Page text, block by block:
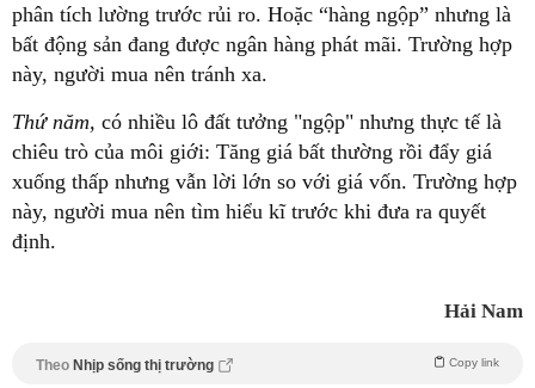
phân tích lường trước rủi ro. Hoặc “hàng ngộp” nhưng là
bất động sản đang được ngân hàng phát mãi. Trường hợp
này, người mua nên tránh xa.
Thứ năm, có nhiều lô đất tưởng "ngộp" nhưng thực tế là
chiêu trò của môi giới: Tăng giá bất thường rồi đẩy giá
xuống thấp nhưng vẫn lời lớn so với giá vốn. Trường hợp
này, người mua nên tìm hiểu kĩ trước khi đưa ra quyết
định.
Hải Nam
Theo Nhịp sống thị trường Copy link